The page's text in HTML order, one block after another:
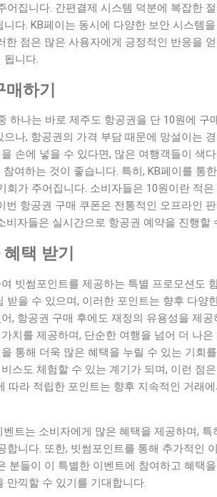
어집니다. 간편결제 시스템 덕분에 복잡한
다. KB페이는 동시에 다양한 보안 시스템
한 점은 많은 사용자에게 긍정적인 반응을
됩니다.
하기
하나는 바로 제주도 항공권을 단 10원에 구
나, 항공권의 가격 부담 때문에 망설이는
손에 넣을 수 있다면, 많은 여행객들이 색
여하는 것이 좋습니다. 특히, KB페이를 통
회가 주어집니다. 소비자들은 10원이란 적
번 항공권 구매 쿠폰은 전통적인 오프라인
비자들은 실시간으로 항공권 예약을 진행
택 받기
빗썸포인트를 제공하는 특별 프로모션도
받을 수 있으며, 이러한 포인트는 향후 다양
, 항공권 구매 후에도 재정의 유용성을 제
치를 제공하며, 단순한 여행을 넘어 더 나
통해 더욱 많은 혜택을 누릴 수 있는 기회
스도 체험할 수 있는 계기가 되며, 이런 점
따라 적립한 포인트는 향후 지속적인 거래
트는 소비자에게 많은 혜택을 제공하며,
합니다. 또한, 빗썸포인트를 통해 추가적인
분들이 이 특별한 이벤트에 참여하고 혜택
만끽할 수 있기를 기대합니다.